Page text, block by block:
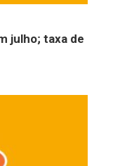
julho; taxa de